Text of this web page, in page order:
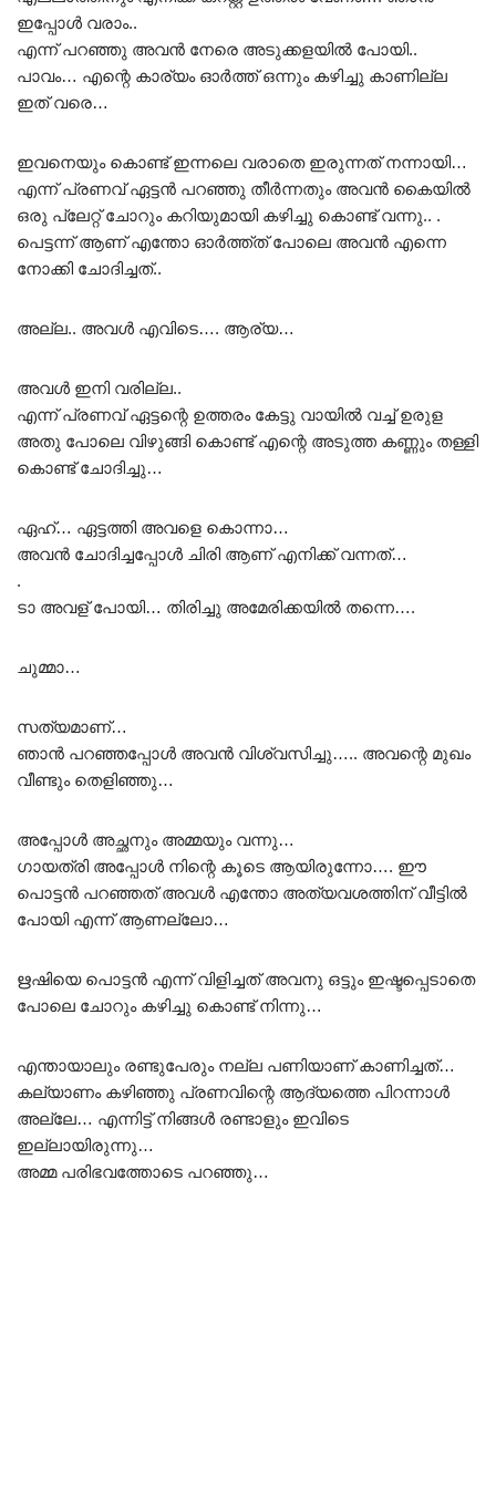
ഇപ്പോൾ വരാം..
എന്ന് പറഞ്ഞു അവൻ നേരെ അടുക്കളയിൽ പോയി..
പാവം… എന്റെ കാര്യം ഓർത്ത് ഒന്നും കഴിച്ചു കാണില്ല
ഇത് വരെ…
ഇവനെയും കൊണ്ട് ഇന്നലെ വരാതെ ഇരുന്നത് നന്നായി…
എന്ന് പ്രണവ് ഏട്ടൻ പറഞ്ഞു തീർന്നതും അവൻ കൈയിൽ
ഒരു പ്ലേറ്റ് ചോറും കറിയുമായി കഴിച്ചു കൊണ്ട് വന്നു.. .
പെട്ടന്ന് ആണ് എന്തോ ഓർത്ത്ത് പോലെ അവൻ എന്നെ
നോക്കി ചോദിച്ചത്..
അല്ല.. അവൾ എവിടെ…. ആര്യ…
അവൾ ഇനി വരില്ല..
എന്ന് പ്രണവ് ഏട്ടന്റെ ഉത്തരം കേട്ടു വായിൽ വച്ച് ഉരുള
അതു പോലെ വിഴുങ്ങി കൊണ്ട് എന്റെ അടുത്ത കണ്ണും തള്ളി
കൊണ്ട് ചോദിച്ചു…
ഏഹ്… ഏട്ടത്തി അവളെ കൊന്നാ…
അവൻ ചോദിച്ചപ്പോൾ ചിരി ആണ് എനിക്ക് വന്നത്…
.
ടാ അവള് പോയി… തിരിച്ചു അമേരിക്കയിൽ തന്നെ….
ചുമ്മാ…
സത്യമാണ്…
ഞാൻ പറഞ്ഞപ്പോൾ അവൻ വിശ്വസിച്ചു….. അവന്റെ മുഖം
വീണ്ടും തെളിഞ്ഞു…
അപ്പോൾ അച്ഛനും അമ്മയും വന്നു…
ഗായത്രി അപ്പോൾ നിന്റെ കൂടെ ആയിരുന്നോ…. ഈ
പൊട്ടൻ പറഞ്ഞത് അവൾ എന്തോ അത്യവശത്തിന് വീട്ടിൽ
പോയി എന്ന് ആണല്ലോ…
ഋഷിയെ പൊട്ടൻ എന്ന് വിളിച്ചത് അവനു ഒട്ടും ഇഷ്ടപ്പെടാതെ
പോലെ ചോറും കഴിച്ചു കൊണ്ട് നിന്നു…
എന്തായാലും രണ്ടുപേരും നല്ല പണിയാണ് കാണിച്ചത്…
കല്യാണം കഴിഞ്ഞു പ്രണവിന്റെ ആദ്യത്തെ പിറന്നാൾ
അല്ലേ… എന്നിട്ട് നിങ്ങൾ രണ്ടാളും ഇവിടെ
ഇല്ലായിരുന്നു…
അമ്മ പരിഭവത്തോടെ പറഞ്ഞു…